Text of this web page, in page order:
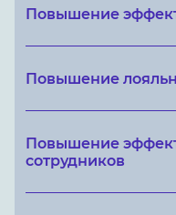
Повышение
Повышение
Повышение
сотрудников